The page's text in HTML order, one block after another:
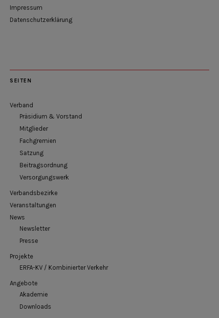
Impressum
Datenschutzerklärung
SEITEN
Verband
Präsidium & Vorstand
Mitglieder
Fachgremien
Satzung
Beitragsordnung
Versorgungswerk
Verbandsbezirke
Veranstaltungen
News
Newsletter
Presse
Projekte
ERFA-KV / Kombinierter Verkehr
Angebote
Akademie
Downloads